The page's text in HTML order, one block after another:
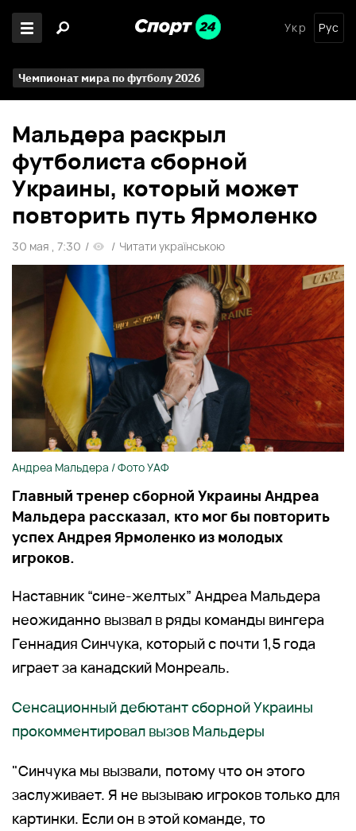
Укр Рус
Чемпионат мира по футболу 2026
Мальдера раскрыл
футболиста сборной
Украины, который может
повторить путь Ярмоленко
30 мая , 7:30 / / Читати українською
Андреа Мальдера / Фото УАФ
Главный тренер сборной Украины Андреа
Мальдера рассказал, кто мог бы повторить
успех Андрея Ярмоленко из молодых
игроков.
Наставник “сине-желтых” Андреа Мальдера
неожиданно вызвал в ряды команды вингера
Геннадия Синчука, который с почти 1,5 года
играет за канадский Монреаль.
Сенсационный дебютант сборной Украины
прокомментировал вызов Мальдеры
"Синчука мы вызвали, потому что он этого
заслуживает. Я не вызываю игроков только для
картинки. Если он в этой команде, то